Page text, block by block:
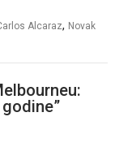
Alcaraz, Novak